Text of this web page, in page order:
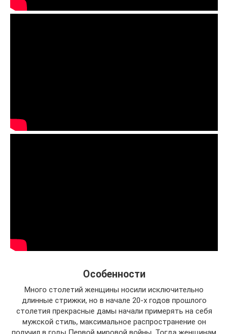
Особенности
Много столетий женщины носили исключительно
длинные стрижки, но в начале 20-х годов прошлого
столетия прекрасные дамы начали примерять на себя
мужской стиль, максимальное распространение он